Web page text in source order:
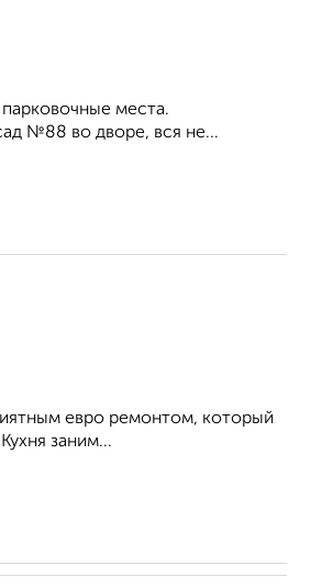
места.
№88 во дворе, вся не...
евро ремонтом, который
заним...